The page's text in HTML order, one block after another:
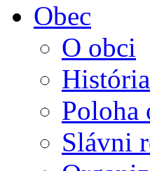
Obec
O obci
História
Poloha
Slávni